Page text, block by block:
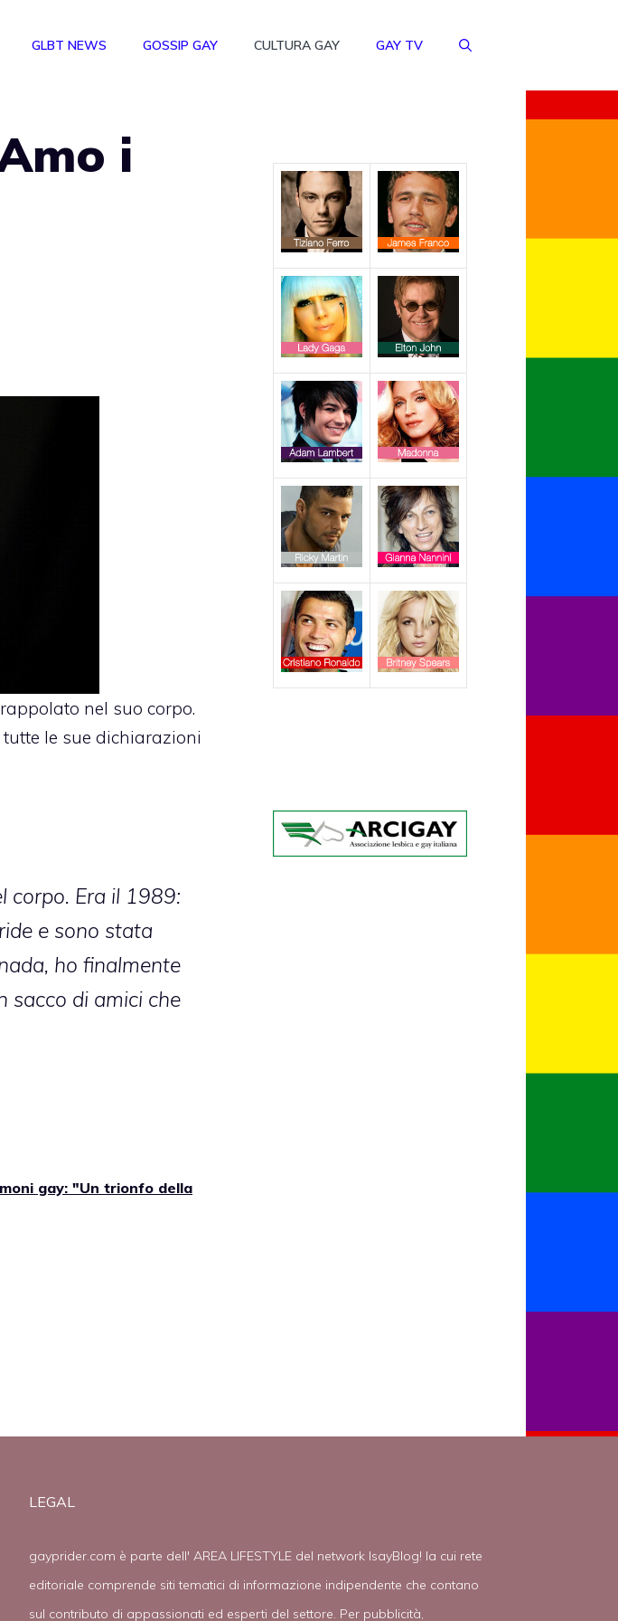
GLBT NEWS GOSSIP GAY CULTURA GAY GAY TV
i
nel suo corpo.
le sue dichiarazioni
corpo. Era il 1989:
e sono stata
ho finalmente
sacco di amici che
gay: "Un trionfo della
LEGAL
gayprider.com è parte dell' AREA LIFESTYLE del network IsayBlog! la cui rete
editoriale comprende siti tematici di informazione indipendente che contano
sul contributo di appassionati ed esperti del settore. Per pubblicità,